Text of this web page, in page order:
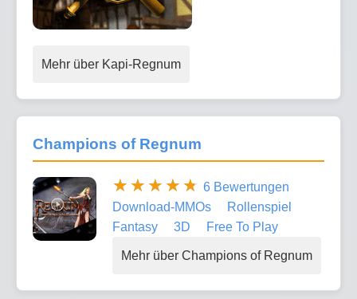
Mehr über Kapi-Regnum
Champions of Regnum
6 Bewertungen
Download-MMOs
Rollenspiel
Fantasy
3D Free To Play
Mehr über Champions of Regnum